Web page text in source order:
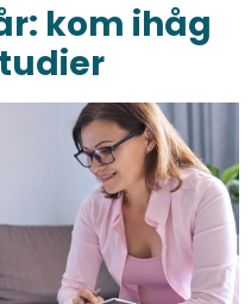
kom ihåg